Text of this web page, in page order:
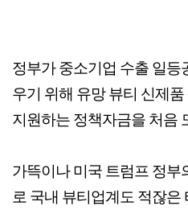
정부가 중소기업 수출 일등
우기 위해 유망 뷰티 신제
지원하는 정책자금을 처음
가뜩이나 미국 트럼프 정
로 국내 뷰티업계도 적잖